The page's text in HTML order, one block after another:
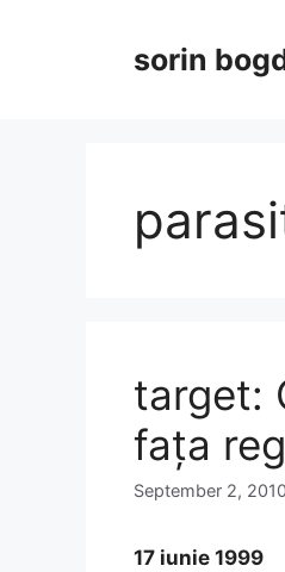
sorin
target:
fața
September 2, 2010
17 iunie 1999